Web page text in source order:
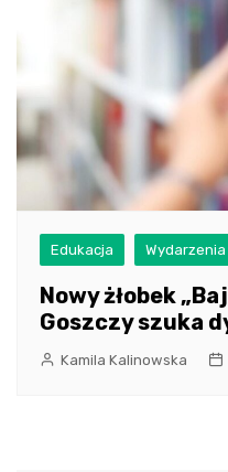
Edukacja Wydarzenia
Nowy żłobek
Goszczy szuka
Kamila Kalinowska